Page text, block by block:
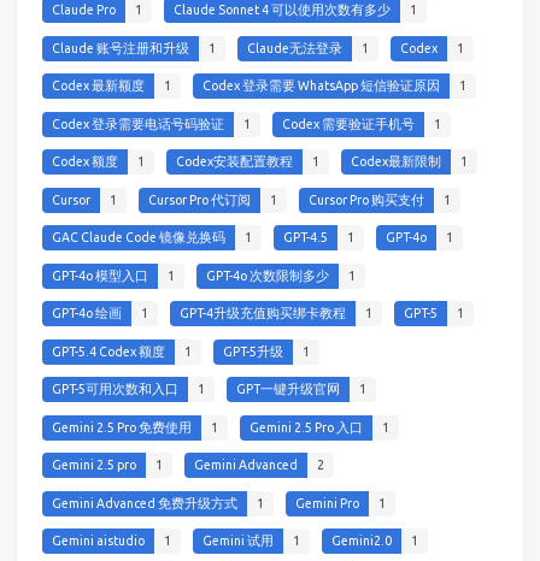
Claude Pro 1 Claude Sonnet 4 可以使用次数有多少 1
Claude 账号注册和升级 1 Claude无法登录 1 Codex 1
Codex 最新额度 1 Codex 登录需要 WhatsApp 短信验证原因 1
Codex 登录需要电话号码验证 1 Codex 需要验证手机号 1
Codex 额度 1 Codex安装配置教程 1 Codex最新限制 1
Cursor 1 Cursor Pro 代订阅 1 Cursor Pro 购买支付 1
GAC Claude Code 镜像兑换码 1 GPT-4.5 1 GPT-4o 1
GPT-4o 模型入口 1 GPT-4o 次数限制多少 1
GPT-4o 绘画 1 GPT-4升级充值购买绑卡教程 1 GPT-5 1
GPT-5.4 Codex 额度 1 GPT-5升级 1
GPT-5可用次数和入口 1 GPT一键升级官网 1
Gemini 2.5 Pro 免费使用 1 Gemini 2.5 Pro 入口 1
Gemini 2.5 pro 1 Gemini Advanced 2
Gemini Advanced 免费升级方式 1 Gemini Pro 1
Gemini aistudio 1 Gemini 试用 1 Gemini2.0 1